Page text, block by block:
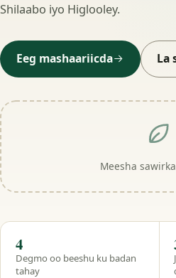
Shilaabo iyo Higlooley.
Eeg mashaariicda La
Meesha
Hal eeg
Degmo oo beeshu ku badan
tahay
4